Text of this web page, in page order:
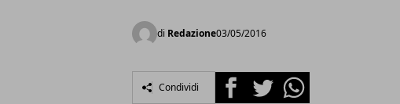
di Redazione03/05/2016
Condividi FacebookTwitterWhatsapp